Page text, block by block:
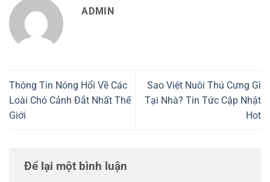
ADMIN
Thông Tin Nóng Hổi Về Các
Loài Chó Cảnh Đắt Nhất Thế
Giới
Sao Việt Nuôi Thú Cưng Gì
Tại Nhà? Tin Tức Cập Nhật
Hot
Để lại một bình luận